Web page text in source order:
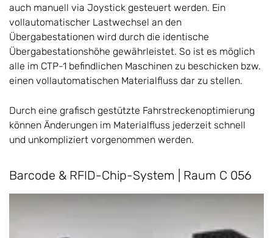
auch manuell via Joystick gesteuert werden. Ein
vollautomatischer Lastwechsel an den
Übergabestationen wird durch die identische
Übergabestationshöhe gewährleistet. So ist es möglich
alle im CTP-1 befindlichen Maschinen zu beschicken bzw.
einen vollautomatischen Materialfluss dar zu stellen.
Durch eine grafisch gestützte Fahrstreckenoptimierung
können Änderungen im Materialfluss jederzeit schnell
und unkompliziert vorgenommen werden.
Barcode & RFID-Chip-System | Raum C 056